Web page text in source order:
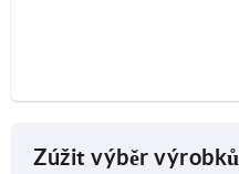
Zúžit výběr výrobků